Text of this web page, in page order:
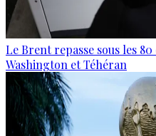
Le Brent repasse sous les
Washington et Téhéran